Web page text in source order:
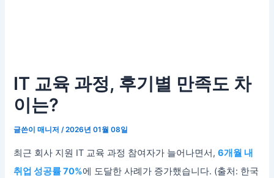
IT 교육 과정, 후기별 만족도 차
이는?
글쓴이매니저 /2026년 01월 08일
최근 회사 지원 IT 교육 과정 참여자가 늘어나면서,6개월 내
취업 성공률 70%에 도달한 사례가 증가했습니다. (출처: 한국